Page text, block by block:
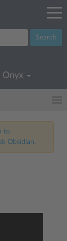
Search
Onyx
to
Obsidian.